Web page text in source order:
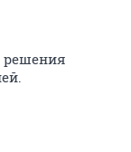
решения